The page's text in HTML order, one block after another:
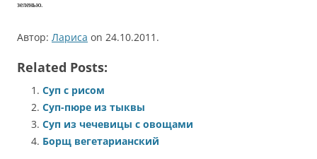
зеленью.
Автор: Лариса on 24.10.2011.
Related Posts:
Суп с рисом
Суп-пюре из тыквы
Суп из чечевицы с овощами
Борщ вегетарианский